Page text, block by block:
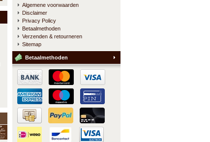
Algemene voorwaarden
Disclaimer
Privacy Policy
Betaalmethoden
Verzenden & retourneren
Sitemap
Betaalmethoden